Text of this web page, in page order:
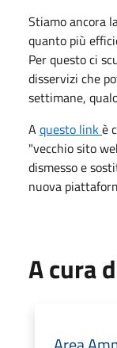
Stiamo ancora
quanto più
Per questo ci
disservizi che
settimane,
A questo linkè
"vecchio sito
dismesso e
nuova
A cura